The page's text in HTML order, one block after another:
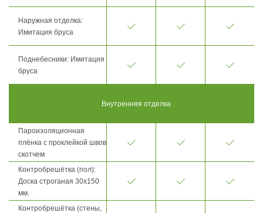
Наружная отделка:
Имитация бруса
Поднебесники: Имитация
бруса
Внутренняя отделка
Пароизоляционная
плёнка с проклейкой швов
скотчем
Контробрешётка (пол):
Доска строганая 30х150
мм.
Контробрешётка (стены,